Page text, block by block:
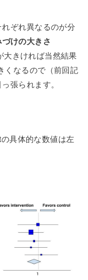
ぞれ異なるのが分
けの大きさ
大きければ当然結果
くなるので（前回記
張られます。
具体的な数値は左